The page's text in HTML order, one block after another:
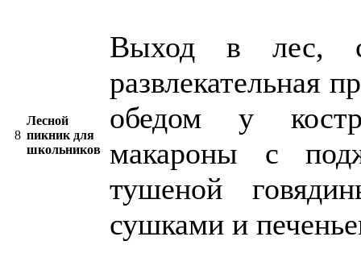
8
Лесной
пикник для
школьников
Выход в лес,
развлекательная
обедом у
макароны с
тушеной
сушками и